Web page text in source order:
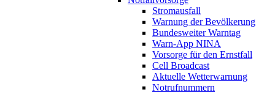
Stromausfall
Warnung der Bevölkerung
Bundesweiter Warntag
Warn-App NINA
Vorsorge für den Ernstfall
Cell Broadcast
Aktuelle Wetterwarnung
Notrufnummern